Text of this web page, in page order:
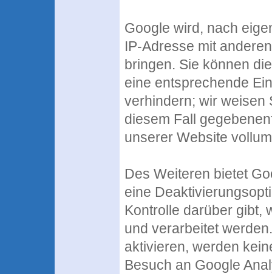
Google wird, nach
IP-Adresse mit
bringen. Sie können
eine entsprechende
verhindern; wir weisen
diesem Fall
unserer Website
Des Weiteren bietet
eine
Kontrolle darüber gibt,
und verarbeitet
aktivieren, werden
Besuch an Google